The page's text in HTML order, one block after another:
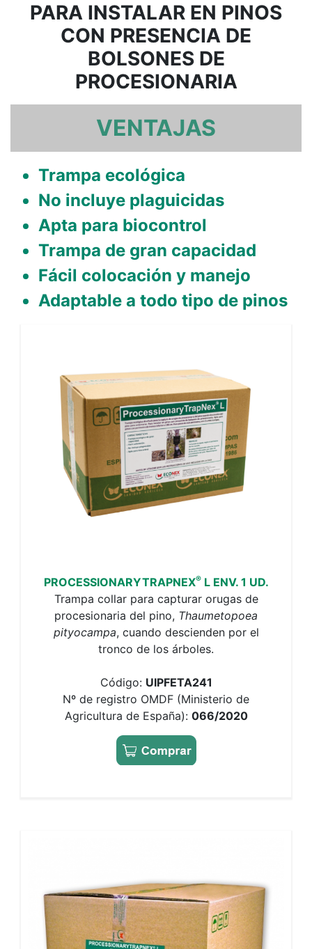
PARA INSTALAR EN PINOS
CON PRESENCIA DE
BOLSONES DE
PROCESIONARIA
VENTAJAS
Trampa ecológica
No incluye plaguicidas
Apta para biocontrol
Trampa de gran capacidad
Fácil colocación y manejo
Adaptable a todo tipo de pinos
PROCESSIONARYTRAPNEX®L ENV. 1 UD.
Trampa collar para capturar orugas de
procesionaria del pino, Thaumetopoea
pityocampa, cuando descienden por el
tronco de los árboles.
Código: UIPFETA241
Nº de registro OMDF (Ministerio de
Agricultura de España): 066/2020